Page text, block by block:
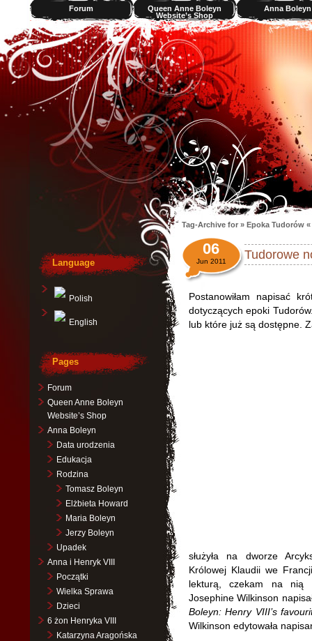
Forum
Queen Anne Boleyn
Website’s Shop
Anna Boleyn
Videos
Tag-Archive for » Epoka Tudorów «
Tudorowe
06
Jun 2011
Postanowiłam napisać
dotyczących epoki
lub które już są dostępne.
służyła na dworze
Królowej Klaudii we
lekturą, czekam na nią
Josephine Wilkinson
Boleyn: Henry VIII’s
Wilkinson edytowała
Language
Polish
English
Pages
Forum
Queen Anne Boleyn
Website’s Shop
Anna Boleyn
Data urodzenia
Edukacja
Rodzina
Tomasz Boleyn
Elżbieta Howard
Maria Boleyn
Jerzy Boleyn
Upadek
Anna i Henryk VIII
Początki
Wielka Sprawa
Dzieci
6 żon Henryka VIII
Katarzyna Aragońska